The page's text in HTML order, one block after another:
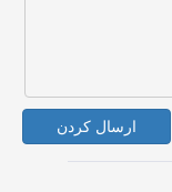
ارسال کردن